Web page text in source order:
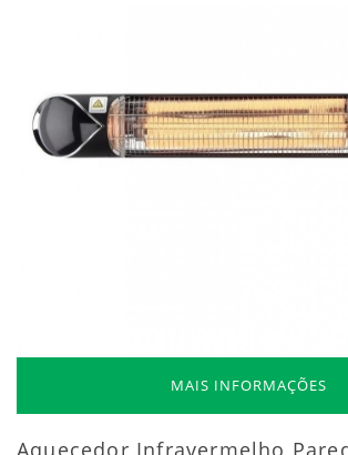
MAIS INFORMAÇÕES
Aquecedor Infravermelho